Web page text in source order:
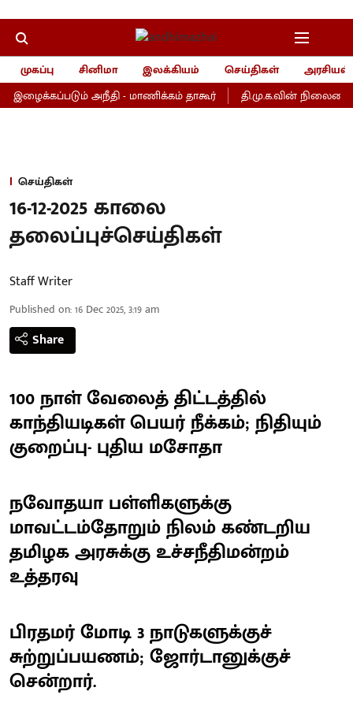
முகப்பு சினிமா இலக்கியம் செய்திகள்
அரசியல்
அநீதி - மாணிக்கம் தாகூர்
தி.மு.க.வின் நிலையை
செய்திகள்
16-12-2025 காலை
தலைப்புச்செய்திகள்
Staff Writer
Published on:16 Dec 2025, 3:19 am
Share
100 நாள் வேலைத் திட்டத்தில்
காந்தியடிகள் பெயர் நீக்கம்; நிதியும்
குறைப்பு- புதிய மசோதா
நவோதயா பள்ளிகளுக்கு
மாவட்டம்தோறும் நிலம் கண்டறிய
தமிழக அரசுக்கு உச்சநீதிமன்றம்
உத்தரவு
பிரதமர் மோடி 3 நாடுகளுக்குச்
சுற்றுப்பயணம்; ஜோர்டானுக்குச்
சென்றார்.